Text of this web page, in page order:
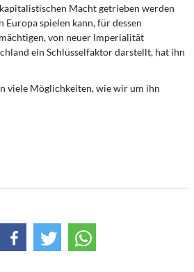
Macht getrieben werden
Europa spielen kann, für dessen
von neuer Imperialität
ein Schlüsselfaktor darstellt, hat ihn
viele Möglichkeiten, wie wir um ihn